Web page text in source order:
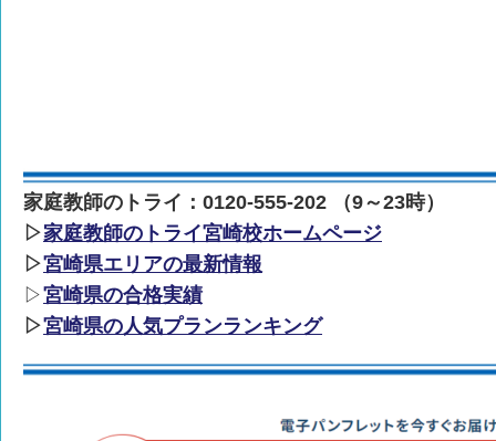
家庭教師のトライ：0120-555-202 （9～23時）
▷家庭教師のトライ宮崎校ホームページ
▷宮崎県エリアの最新情報
▷宮崎県の合格実績
▷宮崎県の人気プランランキング